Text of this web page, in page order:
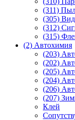
(311)
(305)
(312)
(315)
(2) Автохимия
(203)
(202)
(205)
(204)
(206)
(207)
Клей